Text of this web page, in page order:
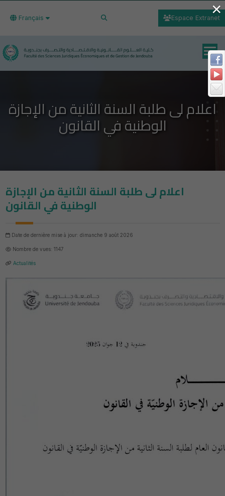
Français Espace Extranet
اعلام لى طلبة السنة الثانية من الإجازة
الوطنية في القانون
اعلام لى طلبة السنة الثانية من الإجازة
الوطنية في القانون
Date de dernière mise à jour: dimanche 9 août 2026
Nombre de vues: 1147
Actualités
×